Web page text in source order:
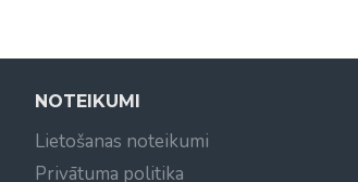
NOTEIKUMI
Lietošanas noteikumi
Privātuma politika